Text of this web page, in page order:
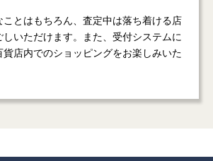
ことはもちろん、査定中は落ち着ける店
しいただけます。また、受付システムに
貨店内でのショッピングをお楽しみいた